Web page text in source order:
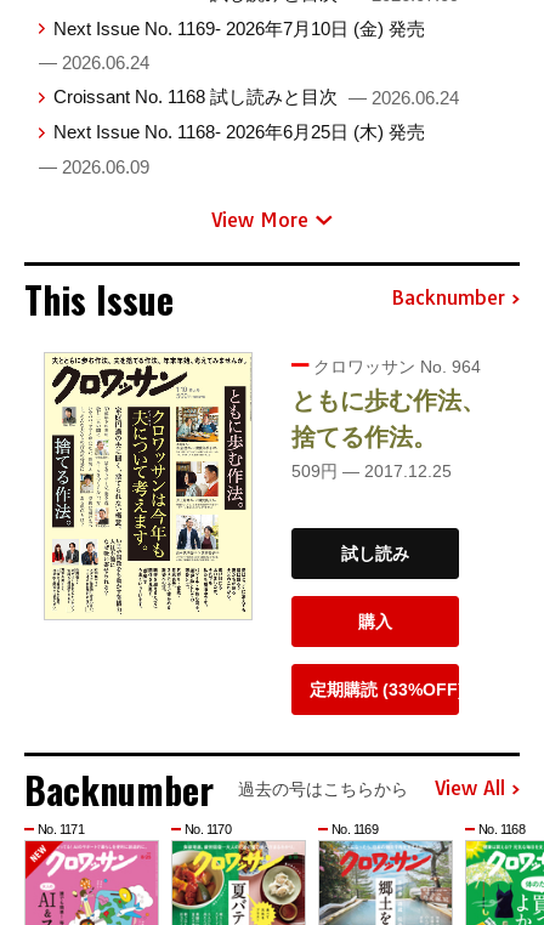
Next Issue No. 1169- 2026年7月10日 (金) 発売
— 2026.06.24
Croissant No. 1168 試し読みと目次 — 2026.06.24
Next Issue No. 1168- 2026年6月25日 (木) 発売
— 2026.06.09
View More
This Issue Backnumber
クロワッサン No. 964
ともに歩む作法、
捨てる作法。
509円 — 2017.12.25
試し読み
購入
定期購読 (33%OFF)
Backnumber 過去の号はこちらから View All
No. 1171 No. 1170 No. 1169 No. 1168